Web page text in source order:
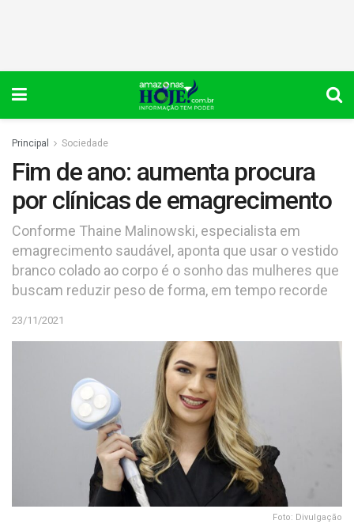
Principal Sociedade
Fim de ano: aumenta procura
por clínicas de emagrecimento
Conforme Thaine Malinowski, especialista em
emagrecimento saudável, aponta que usar o vestido
branco colado ao corpo é o sonho das mulheres que
buscam reduzir peso de forma, em tempo recorde
23/11/2021
Foto: Divulgação